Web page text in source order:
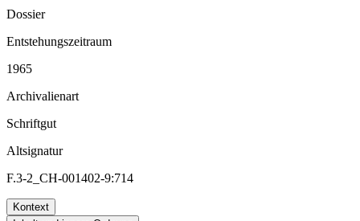
Dossier
Entstehungszeitraum
1965
Archivalienart
Schriftgut
Altsignatur
F.3-2_CH-001402-9:714
Kontext